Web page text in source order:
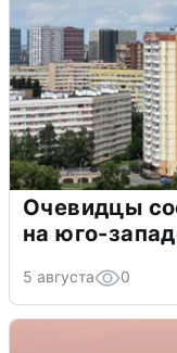
Очевидцы
на юго-
5 августа 0